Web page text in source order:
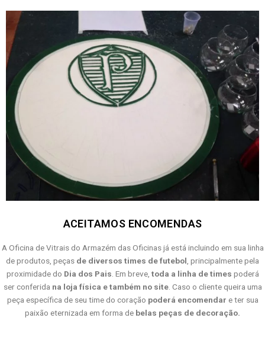
ACEITAMOS ENCOMENDAS
A Oficina de Vitrais do Armazém das Oficinas já está incluindo em sua linha
de produtos, peças de diversos times de futebol, principalmente pela
proximidade do Dia dos Pais. Em breve, toda a linha de times poderá
ser conferida na loja física e também no site. Caso o cliente queira uma
peça específica de seu time do coração poderá encomendar e ter sua
paixão eternizada em forma de belas peças de decoração.